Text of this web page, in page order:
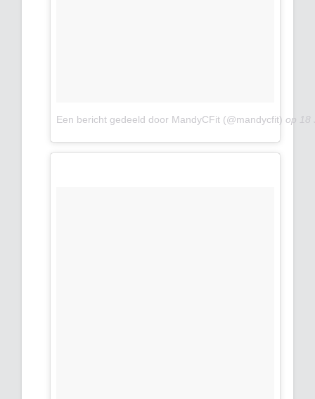
Een bericht gedeeld door MandyCFit (@mandycfit) op 18